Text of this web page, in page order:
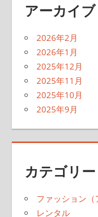
アーカイブ
2026年2月
2026年1月
2025年12月
2025年11月
2025年10月
2025年9月
カテゴリー
ファッション（
レンタル